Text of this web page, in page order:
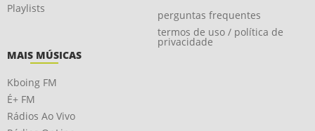
Playlists
perguntas frequentes
termos de uso / política de
privacidade
MAIS MÚSICAS
Kboing FM
É+ FM
Rádios Ao Vivo